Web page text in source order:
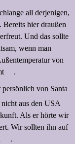
all derjenigen,
Bereits hier draußen
Und das sollte
wenn man
von
.
von Santa
aus den USA
Als er hörte wir
Wir sollten ihn auf
.